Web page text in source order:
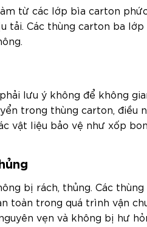
từ các lớp bìa carton
tải. Các thùng carton ba
lưu ý không để không
trong thùng carton, điều
vật liệu bảo vệ như xốp
bị rách, thủng. Các
toàn trong quá trình vận
vẹn và không bị hư